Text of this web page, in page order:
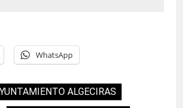
WhatsApp
ALGECIRAS